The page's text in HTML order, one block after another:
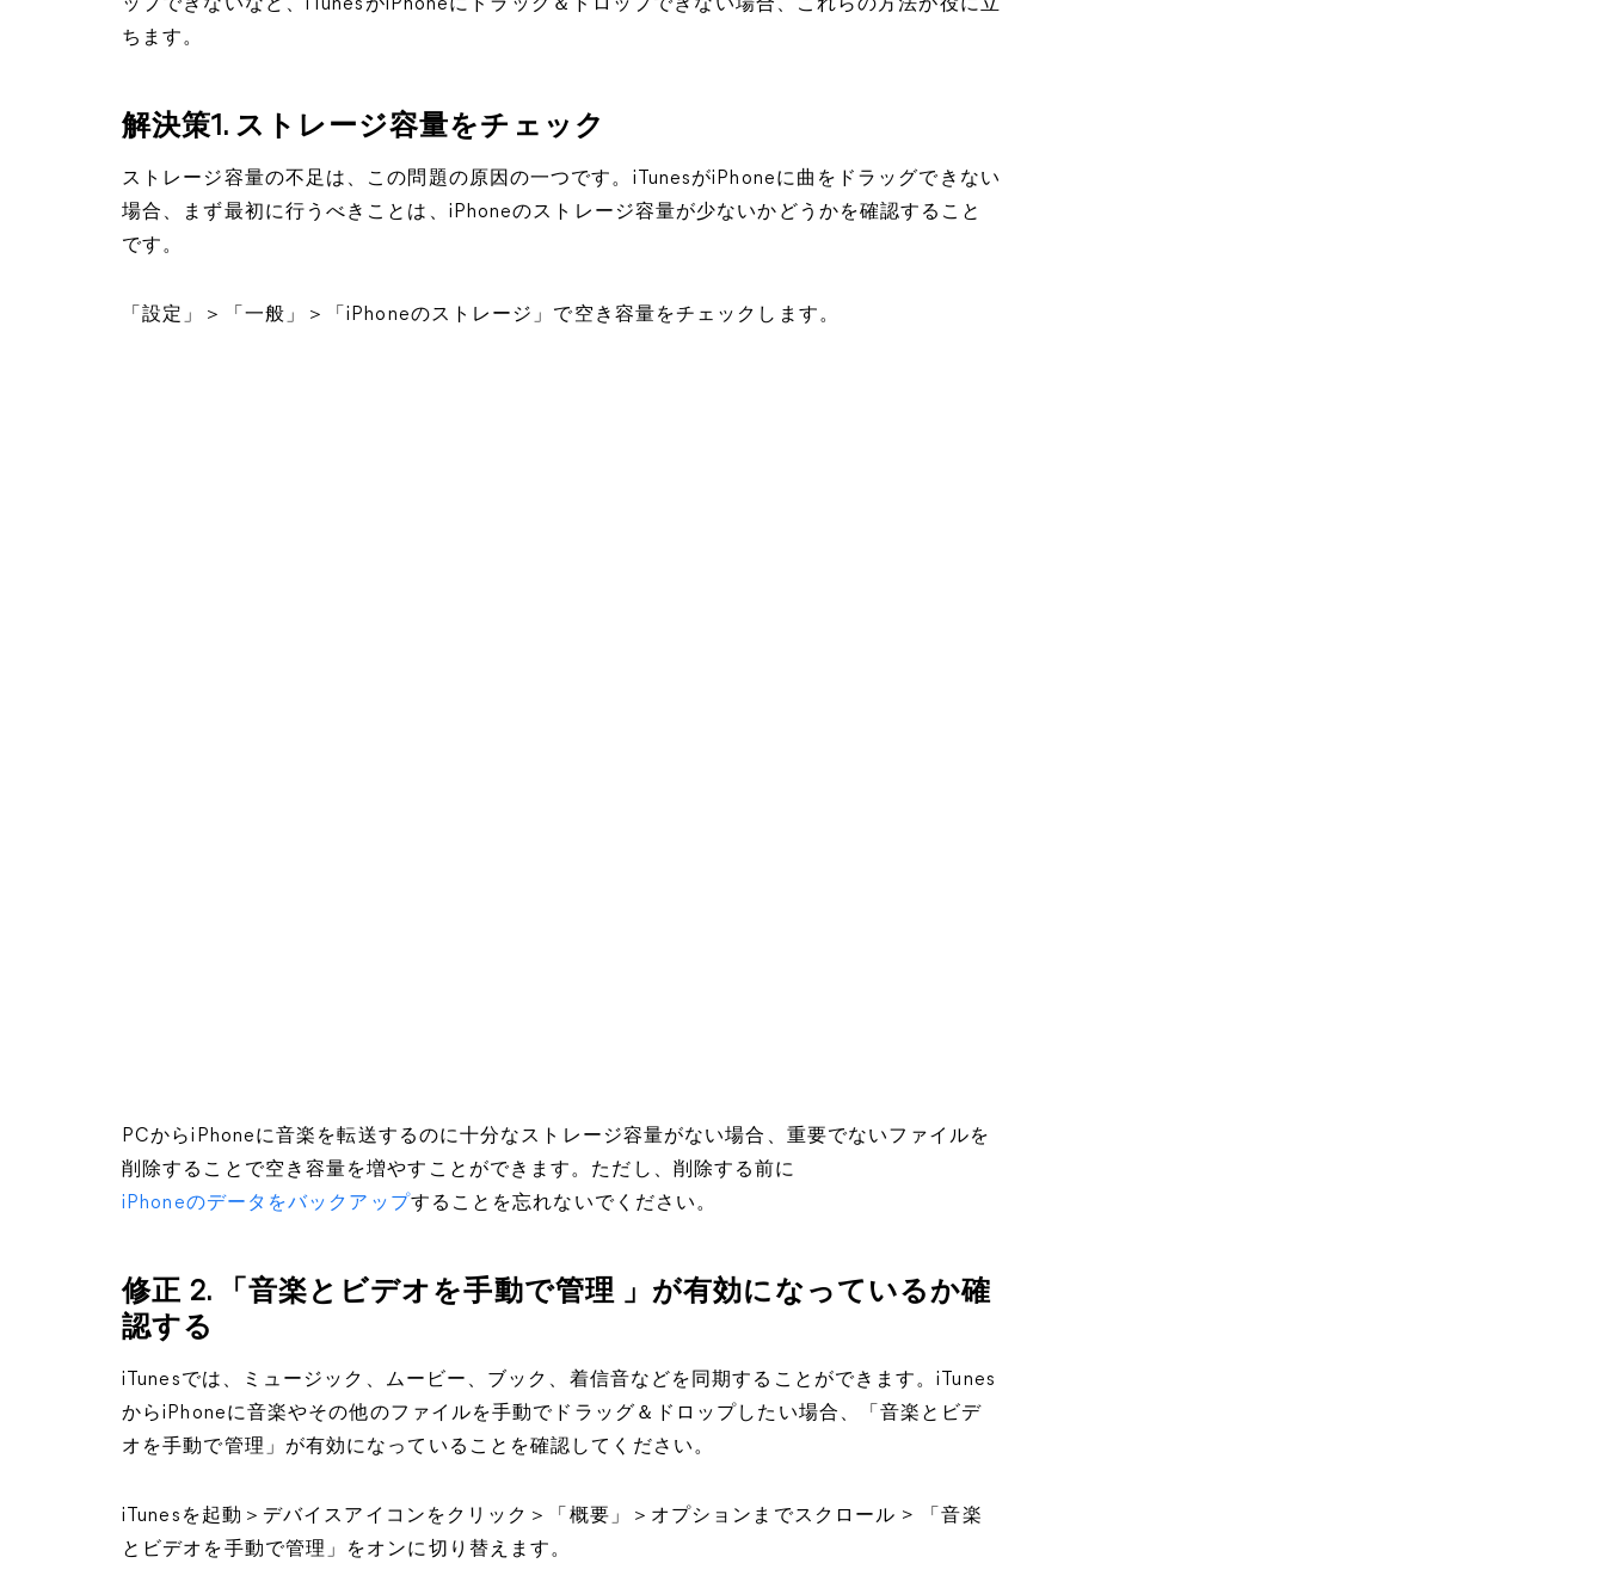
ップできないなど、iTunesがiPhoneにドラッグ＆ドロップできない場合、これらの方法が役に立
ちます。
解決策1. ストレージ容量をチェック
ストレージ容量の不足は、この問題の原因の一つです。iTunesがiPhoneに曲をドラッグできない
場合、まず最初に行うべきことは、iPhoneのストレージ容量が少ないかどうかを確認すること
です。
「設定」＞「一般」＞「iPhoneのストレージ」で空き容量をチェックします。
PCからiPhoneに音楽を転送するのに十分なストレージ容量がない場合、重要でないファイルを
削除することで空き容量を増やすことができます。ただし、削除する前に
iPhoneのデータをバックアップすることを忘れないでください。
修正 2. 「音楽とビデオを手動で管理 」が有効になっているか確
認する
iTunesでは、ミュージック、ムービー、ブック、着信音などを同期することができます。iTunes
からiPhoneに音楽やその他のファイルを手動でドラッグ＆ドロップしたい場合、「音楽とビデ
オを手動で管理」が有効になっていることを確認してください。
iTunesを起動＞デバイスアイコンをクリック＞「概要」＞オプションまでスクロール > 「音楽
とビデオを手動で管理」をオンに切り替えます。